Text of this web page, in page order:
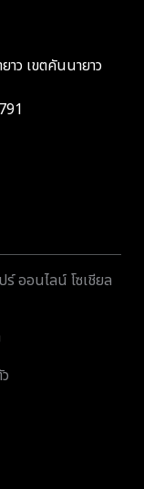
ว เขตคันนายาว
ออนไลน์ โซเชียล